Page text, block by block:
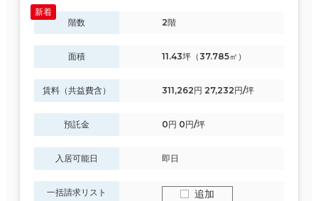
階数 2階
面積 11.43坪（37.785㎡）
賃料（共益費含） 311,262円 27,232円/坪
預託金 0円 0円/坪
入居可能日 即日
一括請求リスト 追加